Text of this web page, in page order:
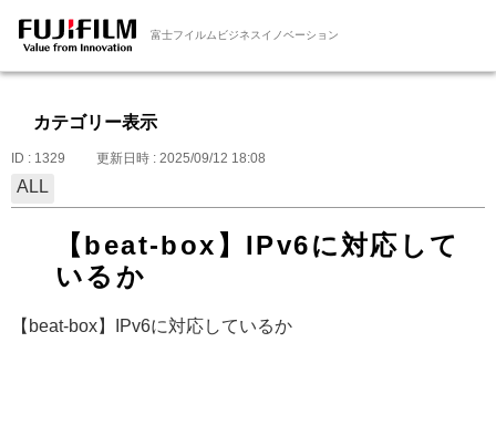
富士フイルムビジネスイノベーション
カテゴリー表示
ID : 1329 更新日時 : 2025/09/12 18:08
ALL
【beat-box】IPv6に対応して
いるか
【beat-box】IPv6に対応しているか